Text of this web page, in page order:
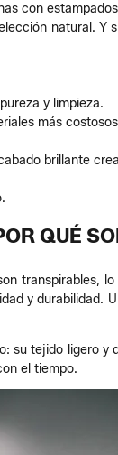
con
natural.
y limpieza.
más
brillante
QUÉ
transpirables,
y durabilidad.
su tejido ligero
el tiempo.